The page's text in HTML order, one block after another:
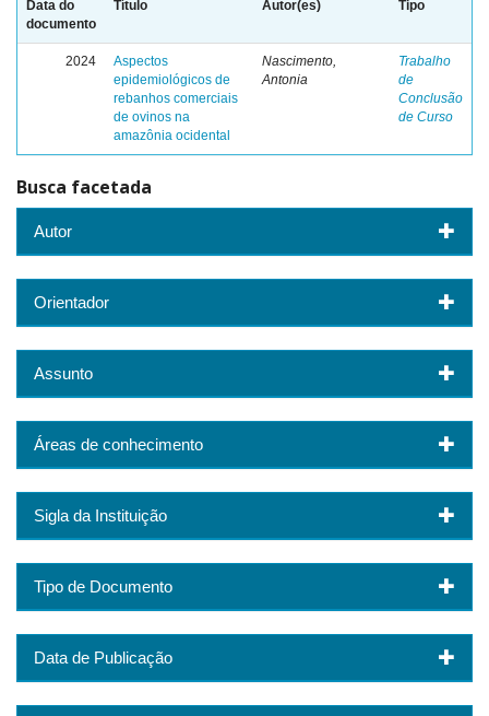
Data do
documento
Título Autor(es) Tipo
2024
Aspectos
epidemiológicos de
rebanhos comerciais
de ovinos na
amazônia ocidental
Nascimento,
Antonia
Trabalho
de
Conclusão
de Curso
Busca facetada
Autor
Orientador
Assunto
Áreas de conhecimento
Sigla da Instituição
Tipo de Documento
Data de Publicação